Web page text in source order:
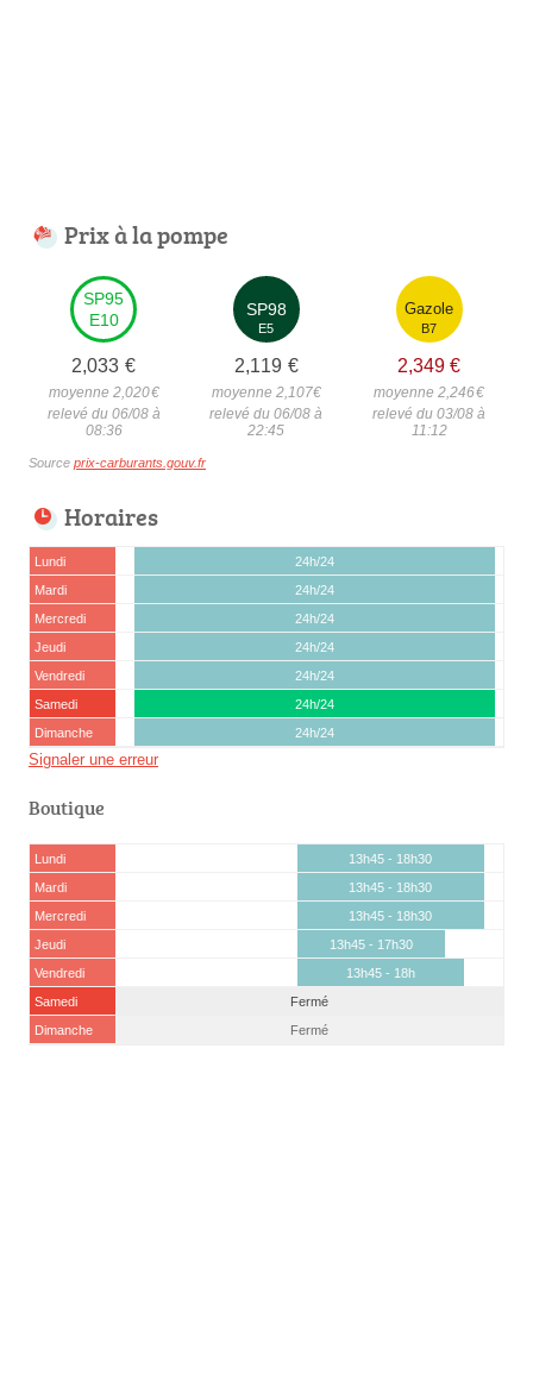
Prix à la pompe
SP95
E10
2,033 €
moyenne 2,020€
relevé du 06/08 à
08:36
SP98
E5
2,119 €
moyenne 2,107€
relevé du 06/08 à
22:45
Gazole
B7
2,349 €
moyenne 2,246€
relevé du 03/08 à
11:12
Source prix-carburants.gouv.fr
Horaires
Lundi
24h/24
Mardi
24h/24
Mercredi
24h/24
Jeudi
24h/24
Vendredi
24h/24
Samedi
24h/24
Dimanche
24h/24
Signaler une erreur
Boutique
Lundi
13h45 - 18h30
Mardi
13h45 - 18h30
Mercredi
13h45 - 18h30
Jeudi
13h45 - 17h30
Vendredi
13h45 - 18h
Samedi
Fermé
Dimanche
Fermé